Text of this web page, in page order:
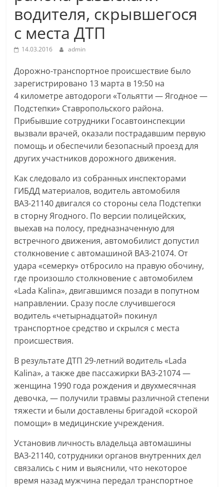
водителя, скрывшегося
с места ДТП
14.03.2016 admin
Дорожно-транспортное происшествие было
зарегистрировано 13 марта в 19:50 на
4 километре автодороги «Тольятти — Ягодное —
Подстепки» Ставропольского района.
Прибывшие сотрудники Госавтоинспекции
вызвали врачей, оказали пострадавшим первую
помощь и обеспечили безопасный проезд для
других участников дорожного движения.
Как следовало из собранных инспекторами
ГИБДД материалов, водитель автомобиля
ВАЗ-21140 двигался со стороны села Подстепки
в сторну Ягодного. По версии полицейских,
выехав на полосу, предназначенную для
встречного движения, автомобилист допустил
столкновение с автомашиной ВАЗ-21074. От
удара «семерку» отбросило на правую обочину,
где произошло столкновение с автомобилем
«Lada Kalina», двигавшимся позади в попутном
направлении. Сразу после случившегося
водитель «четырнадцатой» покинул
транспортное средство и скрылся с места
происшествия.
В результате ДТП 29-летний водитель «Lada
Kalina», а также две пассажирки ВАЗ-21074 —
женщина 1990 года рождения и двухмесячная
девочка, — получили травмы различной степени
тяжести и были доставлены бригадой «скорой
помощи» в медицинские учреждения.
Установив личность владельца автомашины
ВАЗ-21140, сотрудники органов внутренних дел
связались с ним и выяснили, что некоторое
время назад мужчина передал транспортное